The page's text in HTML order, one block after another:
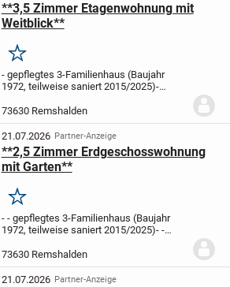
**3,5 Zimmer Etagenwohnung mit
Weitblick**
Merken
- gepflegtes 3-Familienhaus (Baujahr
1972, teilweise saniert 2015/2025)-
Etagenwohnung- 120 m² verteilt
auf Wohn- Esszimmer mit offenen
Kamin und Naturholzparkett, Küche,...
73630 Remshalden
21.07.2026 Partner-Anzeige
**2,5 Zimmer Erdgeschosswohnung
mit Garten**
Merken
- - gepflegtes 3-Familienhaus (Baujahr
1972, teilweise saniert 2015/2025)- -
Wohnlage- Grundstück ca. 520?m²
50 m² verteilt auf Wohnzimmer,
Schalfzimmer, Bad,...
73630 Remshalden
21.07.2026 Partner-Anzeige